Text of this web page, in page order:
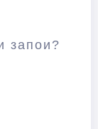
запои?